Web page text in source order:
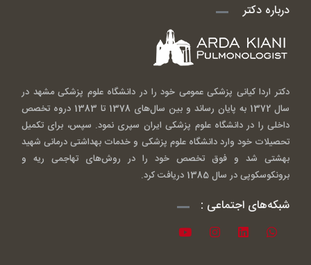
درباره دکتر
دکتر اردا کیانی پزشکی عمومی خود را در دانشگاه علوم پزشکی مشهد در
سال 1372 به پایان رساند و بین سال‌های 1378 تا 1383 دروه تخصص
داخلی را در دانشگاه علوم پزشکی ایران سپری نمود. سپس، برای تکمیل
تحصیلات خود وارد دانشگاه علوم پزشکی و خدمات بهداشتی درمانی شهید
بهشتی شد و فوق تخصص خود را در روش‌های تهاجمی ریه و
برونکوسکوپی در سال 1385 دریافت کرد.
شبکه‌های اجتماعی :